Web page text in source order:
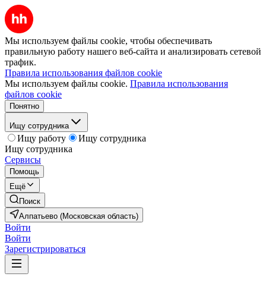
Мы используем файлы cookie, чтобы обеспечивать
правильную работу нашего веб-сайта и анализировать сетевой
трафик.
Правила использования файлов cookie
Мы используем файлы cookie. Правила использования
файлов cookie
Понятно
Ищу сотрудника
Ищу работу
Ищу сотрудника
Ищу сотрудника
Сервисы
Помощь
Ещё
Поиск
Алпатьево (Московская область)
Войти
Войти
Зарегистрироваться